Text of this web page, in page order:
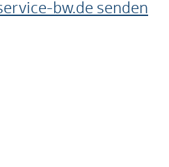
bw.de senden